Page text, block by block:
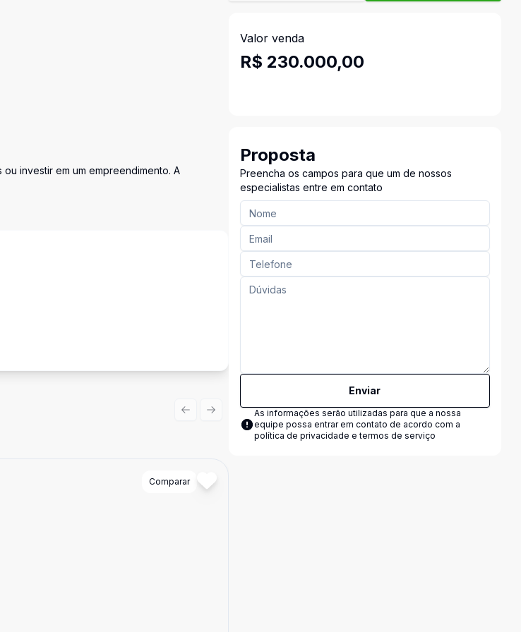
investir em um empreendimento. A
Comparar
Previous slide
Next slide
Valor venda
R$ 230.000,00
Proposta
Preencha os campos para que um de nossos
especialistas entre em contato
Enviar
As informações serão utilizadas para que a nossa
equipe possa entrar em contato de acordo com a
política de privacidade e termos de serviço